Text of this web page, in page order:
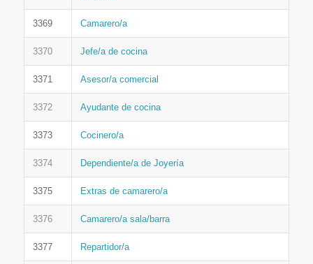
3369 Camarero/a
3370 Jefe/a de cocina
3371 Asesor/a comercial
3372 Ayudante de cocina
3373 Cocinero/a
3374 Dependiente/a de Joyería
3375 Extras de camarero/a
3376 Camarero/a sala/barra
3377 Repartidor/a